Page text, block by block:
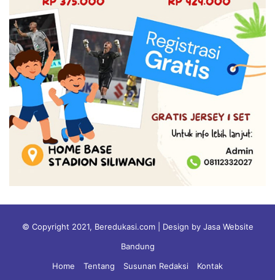
© Copyright 2021, Beredukasi.com | Design by Jasa Website
Bandung
Home
Tentang Susunan Redaksi Kontak